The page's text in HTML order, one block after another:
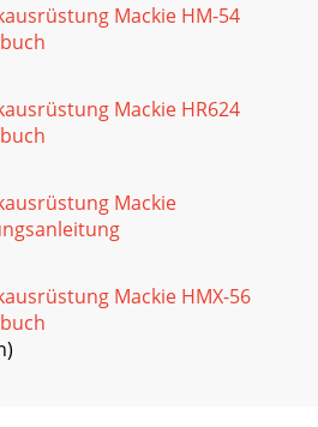
Mackie HM-54
Mackie HR624
Mackie
Mackie HMX-56